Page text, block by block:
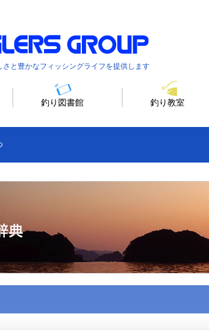
と豊かなフィッシングライフを提供します
釣り図書館 釣り教室